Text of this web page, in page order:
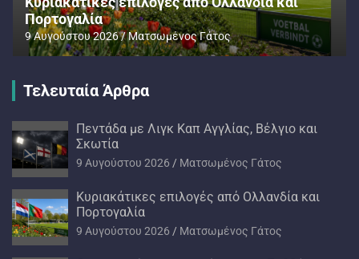
Πορτογαλία
9 Αυγούστου 2026 Ματσωμένος Γάτος
Τελευταία Άρθρα
Πεντάδα με Λιγκ Καπ Αγγλίας, Βέλγιο και
Σκωτία
9 Αυγούστου 2026 Ματσωμένος Γάτος
Kυριακάτικες επιλογές από Ολλανδία και
Πορτογαλία
9 Αυγούστου 2026 Ματσωμένος Γάτος